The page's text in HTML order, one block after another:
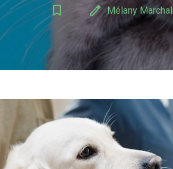
bookmark_border edit Mélany Marchal